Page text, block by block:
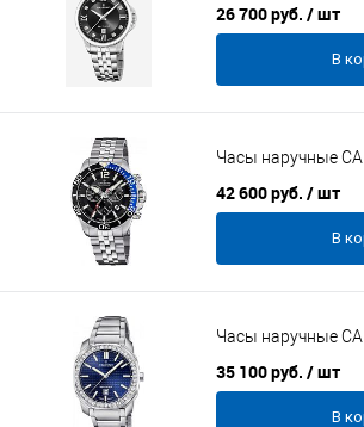
26 700 руб. / шт
В
Часы наручные
42 600 руб. / шт
В
Часы наручные
35 100 руб. / шт
В